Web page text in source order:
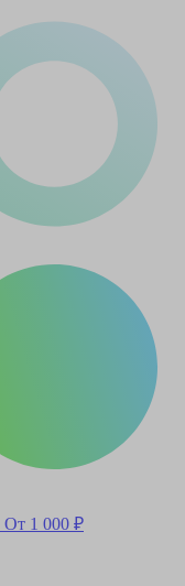
От 1 000 ₽